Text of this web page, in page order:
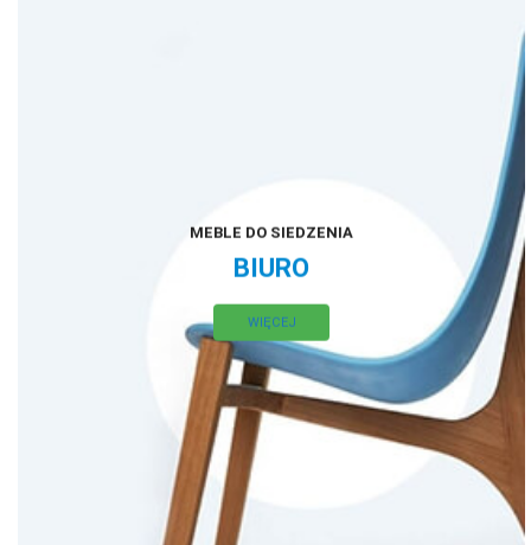
MEBLE DO SIEDZENIA
BIURO
WIĘCEJ